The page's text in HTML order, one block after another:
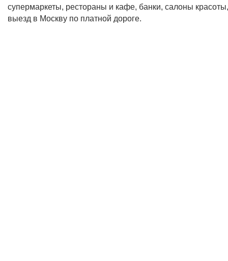
супермаркеты, рестораны и кафе, банки, салоны
выезд в Москву по платной дороге.